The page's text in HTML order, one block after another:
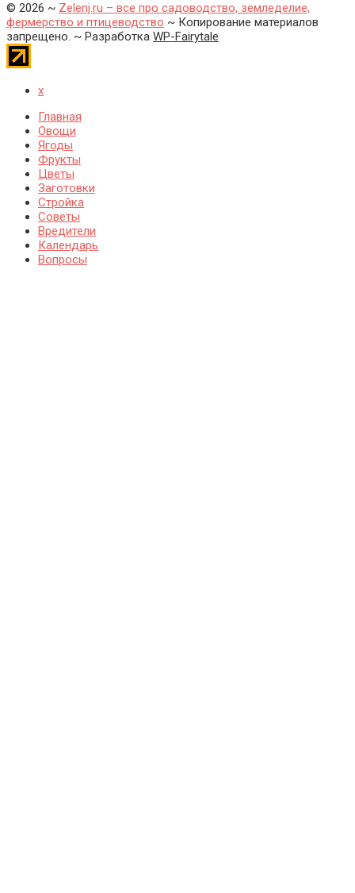
© 2026 ~ Zelenj.ru – все про садоводство, земледелие,
фермерство и птицеводство ~ Копирование материалов
запрещено. ~ Разработка WP-Fairytale
x
Главная
Овощи
Ягоды
Фрукты
Цветы
Заготовки
Стройка
Советы
Вредители
Календарь
Вопросы